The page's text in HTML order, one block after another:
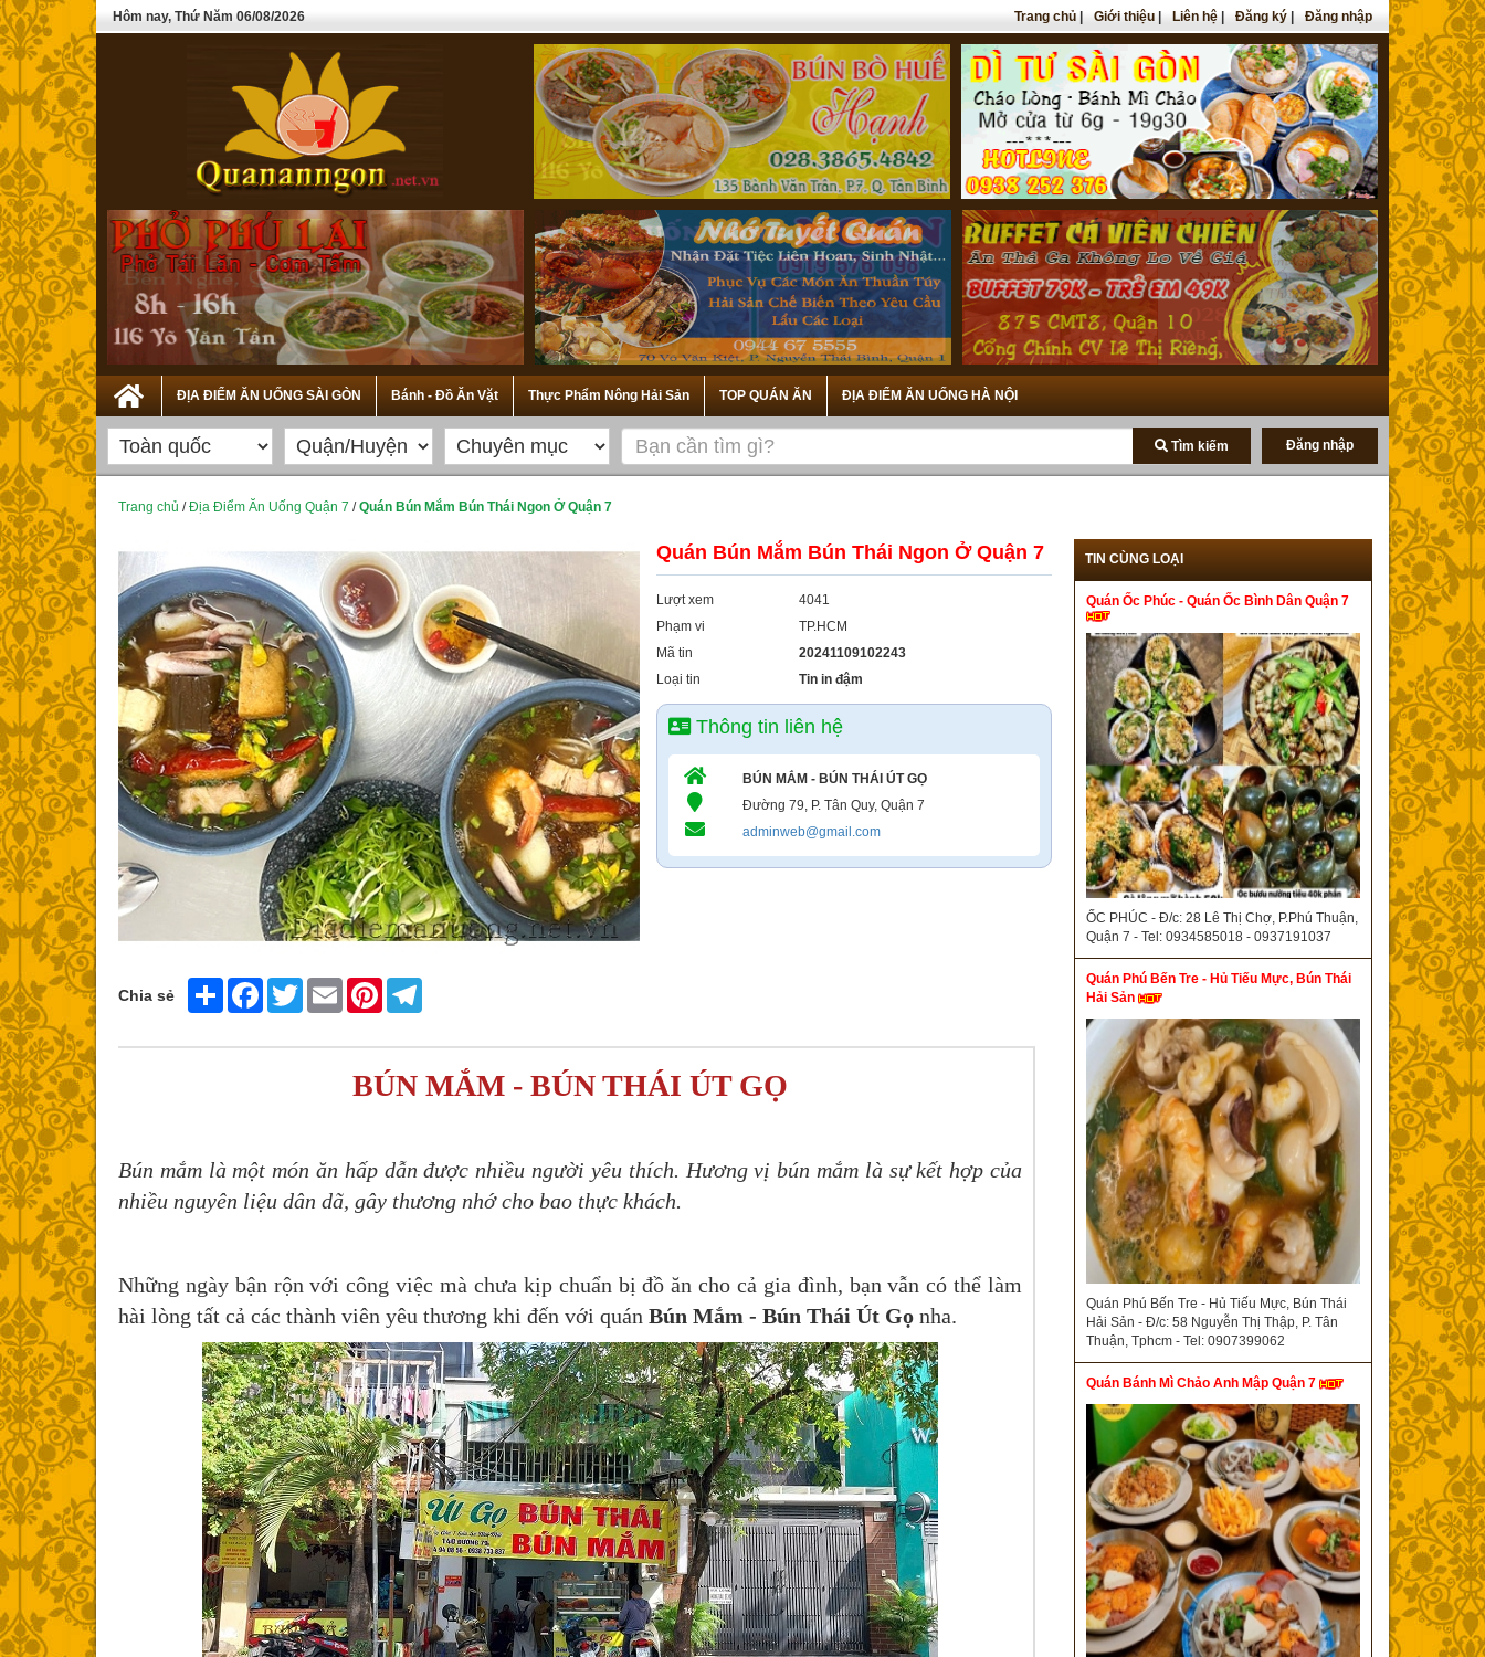
Hôm nay, Thứ Năm 06/08/2026 Trang chủ Giới thiệu Liên hệ Đăng ký Đăng nhập
ĐỊA ĐIỂM ĂN UỐNG SÀI GÒN Bánh - Đồ Ăn Vặt Thực Phẩm Nông Hải Sản TOP QUÁN ĂN ĐỊA ĐIỂM ĂN UỐNG HÀ NỘI
Tìm kiếm Đăng nhập
Trang chủ /Địa Điểm Ăn Uống Quận 7 /Quán Bún Mắm Bún Thái Ngon Ở Quận 7
Chia sẻ Share FacebookTwitter Email Pinterest
Quán Bún Mắm Bún Thái Ngon Ở Quận 7
Lượt xem
4041
Phạm vi
TP.HCM
Mã tin
20241109102243
Loại tin
Tin in đậm
Thông tin liên hệ
BÚN MẮM - BÚN THÁI ÚT GỌ
Đường 79, P. Tân Quy, Quận 7
adminweb@gmail.com
BÚN MẮM - BÚN THÁI ÚT GỌ
Bún mắm là một món ăn hấp dẫn được nhiều người yêu thích. Hương vị bún mắm là sự kết hợp của
nhiều nguyên liệu dân dã, gây thương nhớ cho bao thực khách.
Những ngày bận rộn với công việc mà chưa kịp chuẩn bị đồ ăn cho cả gia đình, bạn vẫn có thể làm
hài lòng tất cả các thành viên yêu thương khi đến với quán Bún Mắm - Bún Thái Út Gọ nha.
TIN CÙNG LOẠI
Quán Ốc Phúc - Quán Ốc Bình Dân Quận 7
ỐC PHÚC - Đ/c: 28 Lê Thị Chợ, P.Phú Thuận,
Quận 7 - Tel: 0934585018 - 0937191037
Quán Phú Bến Tre - Hủ Tiếu Mực, Bún Thái
Hải Sản
Quán Phú Bến Tre - Hủ Tiếu Mực, Bún Thái
Hải Sản - Đ/c: 58 Nguyễn Thị Thập, P. Tân
Thuận, Tphcm - Tel: 0907399062
Quán Bánh Mì Chảo Anh Mập Quận 7